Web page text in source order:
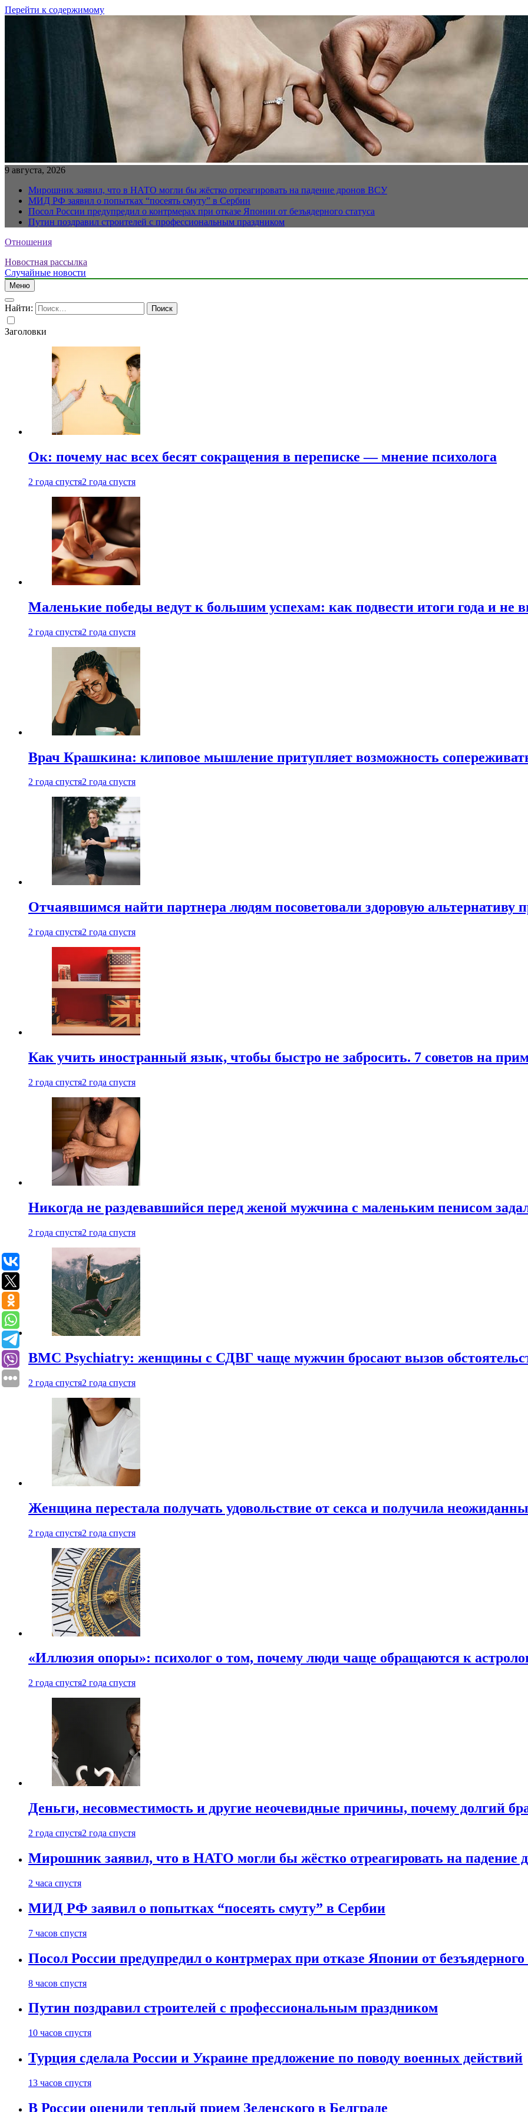
Перейти к содержимому
9 августа, 2026
Мирошник заявил, что в НАТО могли бы жёстко отреагировать на падение дронов ВСУ
МИД РФ заявил о попытках “посеять смуту” в Сербии
Посол России предупредил о контрмерах при отказе Японии от безъядерного статуса
Путин поздравил строителей с профессиональным праздником
Отношения
Новостная рассылка
Случайные новости
Меню
Найти:
Заголовки
Ок: почему нас всех бесят сокращения в переписке — мнение психолога
2 года спустя2 года спустя
Маленькие победы ведут к большим успехам: как подвести итоги года и не
2 года спустя2 года спустя
Врач Крашкина: клиповое мышление притупляет возможность
2 года спустя2 года спустя
Отчаявшимся найти партнера людям посоветовали здоровую альтернативу
2 года спустя2 года спустя
Как учить иностранный язык, чтобы быстро не забросить. 7 советов на
2 года спустя2 года спустя
Никогда не раздевавшийся перед женой мужчина с маленьким пенисом
2 года спустя2 года спустя
BMC Psychiatry: женщины с СДВГ чаще мужчин бросают вызов
2 года спустя2 года спустя
Женщина перестала получать удовольствие от секса и получила
2 года спустя2 года спустя
«Иллюзия опоры»: психолог о том, почему люди чаще обращаются к
2 года спустя2 года спустя
Деньги, несовместимость и другие неочевидные причины, почему долгий
2 года спустя2 года спустя
Мирошник заявил, что в НАТО могли бы жёстко отреагировать на падение
2 часа спустя
МИД РФ заявил о попытках “посеять смуту” в Сербии
7 часов спустя
Посол России предупредил о контрмерах при отказе Японии от безъядерного
8 часов спустя
Путин поздравил строителей с профессиональным праздником
10 часов спустя
Турция сделала России и Украине предложение по поводу военных действий
13 часов спустя
В России оценили теплый прием Зеленского в Белграде